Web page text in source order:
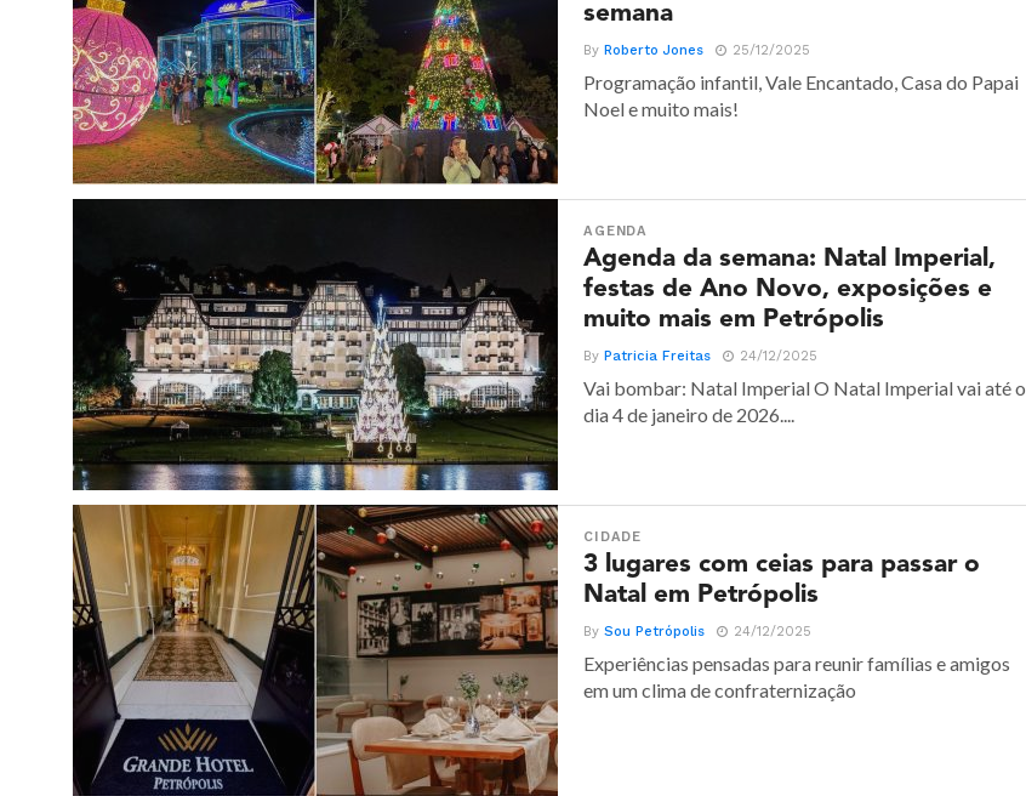
semana
ByRoberto Jones 25/12/2025
Programação infantil, Vale Encantado, Casa do Papai
Noel e muito mais!
AGENDA
Agenda da semana: Natal Imperial,
festas de Ano Novo, exposições e
muito mais em Petrópolis
ByPatricia Freitas 24/12/2025
Vai bombar: Natal Imperial O Natal Imperial vai até o
dia 4 de janeiro de 2026....
CIDADE
3 lugares com ceias para passar o
Natal em Petrópolis
BySou Petrópolis 24/12/2025
Experiências pensadas para reunir famílias e amigos
em um clima de confraternização